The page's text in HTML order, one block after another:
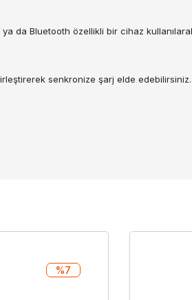
da Bluetooth özellikli bir cihaz
senkronize şarj elde
%7